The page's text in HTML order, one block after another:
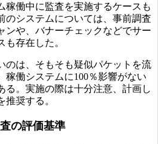
稼働中に監査を実施するケースも
のシステムについては、事前調査
ンや、バナーチェックなどでサー
も存在した。
は、そもそも疑似パケットを流
稼働システムに100％影響がない
る。実施の際は十分注意、計画し
奨する。
の評価基準